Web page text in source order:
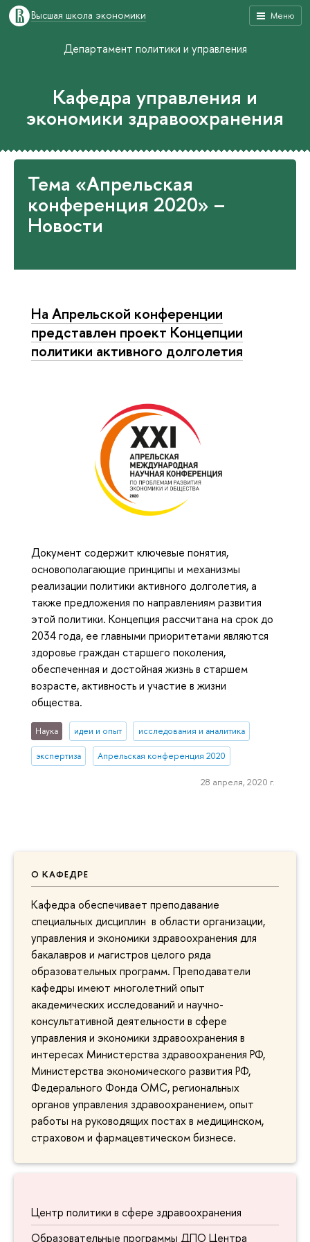
Меню
Высшая школа экономики
О КАФЕДРЕ
Кафедра обеспечивает преподавание
специальных дисциплин в области организации,
управления и экономики здравоохранения для
бакалавров и магистров целого ряда
образовательных программ. Преподаватели
кафедры имеют многолетний опыт
академических исследований и научно-
консультативной деятельности в сфере
управления и экономики здравоохранения в
интересах Министерства здравоохранения РФ,
Министерства экономического развития РФ,
Федерального Фонда ОМС, региональных
органов управления здравоохранением, опыт
работы на руководящих постах в медицинском,
страховом и фармацевтическом бизнесе.
Центр политики в сфере здравоохранения
Образовательные программы ДПО Центра
Департамент политики и управления
Кафедра управления и
экономики здравоохранения
Тема «Апрельская
конференция 2020» –
Новости
На Апрельской конференции
представлен проект Концепции
политики активного долголетия
Документ содержит ключевые понятия,
основополагающие принципы и механизмы
реализации политики активного долголетия, а
также предложения по направлениям развития
этой политики. Концепция рассчитана на срок до
2034 года, ее главными приоритетами являются
здоровье граждан старшего поколения,
обеспеченная и достойная жизнь в старшем
возрасте, активность и участие в жизни
общества.
Наука идеи и опыт исследования и аналитика
экспертиза Апрельская конференция 2020
28 апреля, 2020 г.